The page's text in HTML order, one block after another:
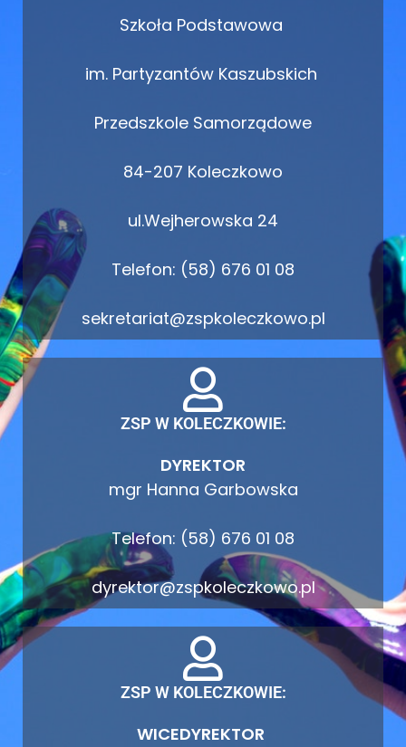
Szkoła Podstawowa
im. Partyzantów Kaszubskich
Przedszkole Samorządowe
84-207 Koleczkowo
ul.Wejherowska 24
Telefon: (58) 676 01 08
sekretariat@zspkoleczkowo.pl
ZSP W KOLECZKOWIE:
DYREKTOR
mgr Hanna Garbowska
Telefon: (58) 676 01 08
dyrektor@zspkoleczkowo.pl
ZSP W KOLECZKOWIE:
WICEDYREKTOR